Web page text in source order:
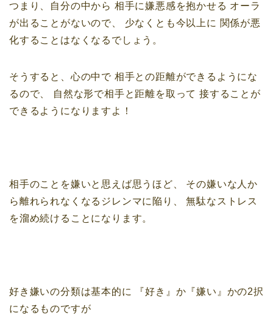
つまり、自分の中から 相手に嫌悪感を抱かせる オーラ
が出ることがないので、
少なくとも今以上に 関係が悪
化することはなくなるでしょう。
そうすると、心の中で 相手との距離ができるようにな
るので、
自然な形で相手と距離を取って 接することが
できるようになりますよ！
相手のことを嫌いと思えば思うほど、
その嫌いな人か
ら離れられなくなるジレンマに陥り、
無駄なストレス
を溜め続けることになります。
好き嫌いの分類は基本的に
『好き』か『嫌い』かの2択
になるものですが